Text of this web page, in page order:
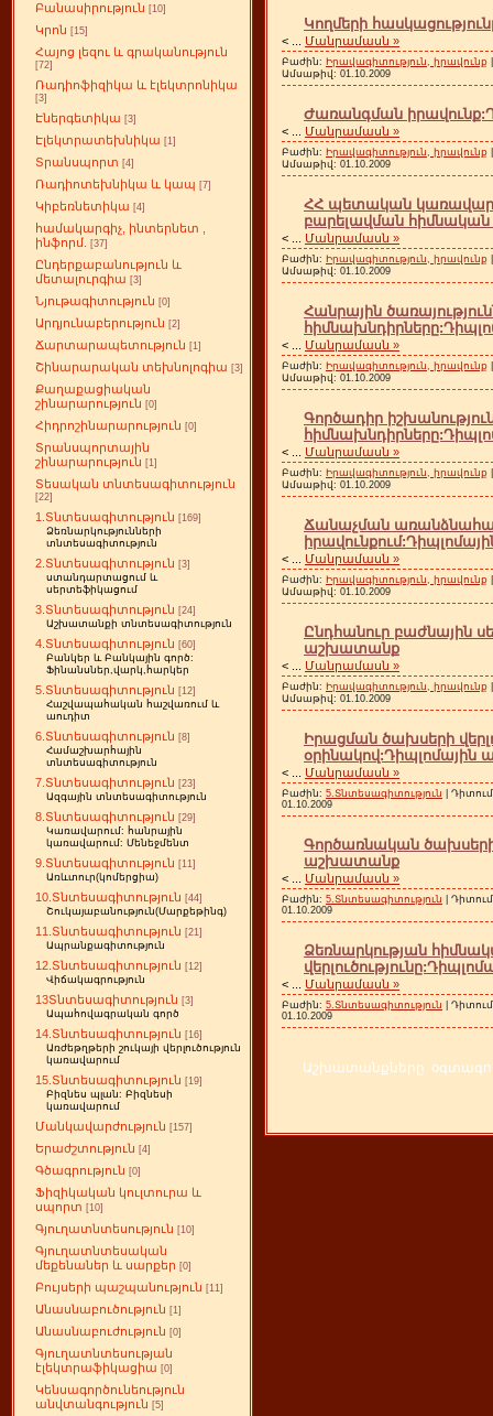
Բանասիրություն [10]
Կրոն [15]
Հայոց լեզու և գրականություն
[72]
Ռադիոֆիզիկա և էլեկտրոնիկա
[3]
Էներգետիկա [3]
Էլեկտրատեխնիկա [1]
Տրանսպորտ [4]
Ռադիոտեխնիկա և կապ [7]
Կիբեռնետիկա [4]
համակարգիչ, ինտերնետ ,
ինֆորմ.
[37]
Ընդերքաբանություն և
մետալուրգիա [3]
Նյութագիտություն [0]
Արդյունաբերություն [2]
Ճարտարապետություն [1]
Շինարարական տեխնոլոգիա [3]
Քաղաքացիական
շինարարություն [0]
Հիդրոշինարարություն [0]
Տրանսպորտային
շինարարություն [1]
Տեսական տնտեսագիտություն
[22]
1.Տնտեսագիտություն [169]
Ձեռնարկությունների
տնտեսագիտություն
2.Տնտեսագիտություն [3]
ստանդարտացում և
սերտեֆիկացում
3.Տնտեսագիտություն [24]
Աշխատանքի տնտեսագիտություն
4.Տնտեսագիտություն [60]
Բանկեր և Բանկային գործ:
Ֆինանսներ,վարկ,հարկեր
5.Տնտեսագիտություն [12]
Հաշվապահական հաշվառում և
աուդիտ
6.Տնտեսագիտություն [8]
Համաշխարհային
տնտեսագիտություն
7.Տնտեսագիտություն [23]
Ազգային տնտեսագիտություն
8.Տնտեսագիտություն [29]
Կառավարում: հանրային
կառավարում: Մենեջմենտ
9.Տնտեսագիտություն [11]
Առևտուր(կոմերցիա)
10.Տնտեսագիտություն [44]
Շուկայաբանություն(Մարքեթինգ)
11.Տնտեսագիտություն [21]
Ապրանքագիտություն
12.Տնտեսագիտություն [12]
Վիճակագրություն
13Տնտեսագիտություն [3]
Ապահովագրական գործ
14.Տնտեսագիտություն [16]
Առժեթղթերի շուկայի վերլուծություն
կառավարում
15.Տնտեսագիտություն [19]
Բիզնես պլան: Բիզնեսի
կառավարում
Մանկավարժություն [157]
Երաժշտություն [4]
Գծագրություն [0]
Ֆիզիկական կուլտուրա և
սպորտ [10]
Գյուղատնտեսություն [10]
Գյուղատնտեսական
մեքենաներ և սարքեր [0]
Բույսերի պաշպանություն [11]
Անասնաբուծություն [1]
Անասնաբուժություն [0]
Գյուղատնտեսության
էլեկտրաֆիկացիա [0]
Կենսագործունեություն
անվտանգություն [5]
Կողմերի
< Մանրամասն »
Բաժին: Իրավագիտություն, իրավունք
Ամսաթիվ: 01.10.2009
Ժառանգման
< Մանրամասն »
Բաժին: Իրավագիտություն, իրավունք
Ամսաթիվ: 01.10.2009
ՀՀ պետական
բարելավման
< Մանրամասն »
Բաժին: Իրավագիտություն, իրավունք
Ամսաթիվ: 01.10.2009
Հանրային
< Մանրամասն »
Բաժին: Իրավագիտություն, իրավունք
Ամսաթիվ: 01.10.2009
Գործադիր
< Մանրամասն »
Բաժին: Իրավագիտություն, իրավունք
Ամսաթիվ: 01.10.2009
Ճանաչման
< Մանրամասն »
Բաժին: Իրավագիտություն, իրավունք
Ամսաթիվ: 01.10.2009
Ընդհանուր բաժնային
աշխատանք
< Մանրամասն »
Բաժին: Իրավագիտություն, իրավունք
Ամսաթիվ: 01.10.2009
Իրացման ծախսերի
< Մանրամասն »
Բաժին: 5.Տնտեսագիտություն |
01.10.2009
Գործառնական ծախսերի
աշխատանք
< Մանրամասն »
Բաժին: 5.Տնտեսագիտություն |
01.10.2009
Ձեռնարկության
< Մանրամասն »
Բաժին: 5.Տնտեսագիտություն |
01.10.2009
Աշխատանքները